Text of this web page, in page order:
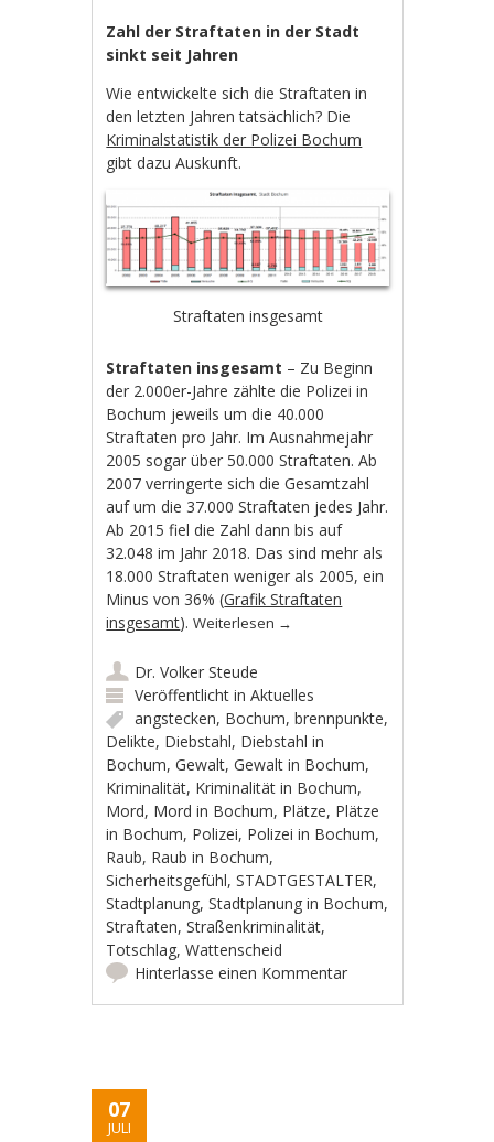
Zahl der Straftaten in der Stadt
sinkt seit Jahren
Wie entwickelte sich die Straftaten in
den letzten Jahren tatsächlich? Die
Kriminalstatistik der Polizei Bochum
gibt dazu Auskunft.
Straftaten insgesamt
Straftaten insgesamt – Zu Beginn
der 2.000er-Jahre zählte die Polizei in
Bochum jeweils um die 40.000
Straftaten pro Jahr. Im Ausnahmejahr
2005 sogar über 50.000 Straftaten. Ab
2007 verringerte sich die Gesamtzahl
auf um die 37.000 Straftaten jedes Jahr.
Ab 2015 fiel die Zahl dann bis auf
32.048 im Jahr 2018. Das sind mehr als
18.000 Straftaten weniger als 2005, ein
Minus von 36% (Grafik Straftaten
insgesamt).Weiterlesen →
Dr. Volker Steude
Veröffentlicht inAktuelles
angstecken, Bochum,brennpunkte,
Delikte, Diebstahl, Diebstahl in
Bochum,Gewalt,Gewalt in Bochum,
Kriminalität, Kriminalität in Bochum,
Mord, Mord in Bochum, Plätze, Plätze
in Bochum, Polizei, Polizei in Bochum,
Raub, Raub in Bochum,
Sicherheitsgefühl,STADTGESTALTER,
Stadtplanung,Stadtplanung in Bochum,
Straftaten,Straßenkriminalität,
Totschlag,Wattenscheid
Hinterlasse einen Kommentar
07
JULI